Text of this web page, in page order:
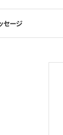
セージ